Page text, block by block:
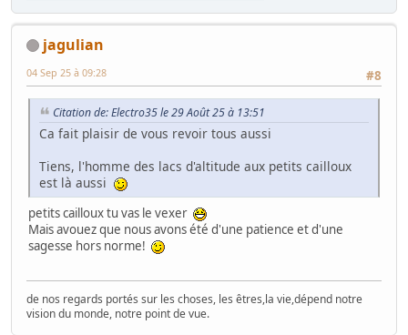
jagulian
#8
04 Sep 25 à 09:28
Citation de: Electro35 le 29 Août 25 à 13:51
Ca fait plaisir de vous revoir tous aussi
Tiens, l'homme des lacs d'altitude aux petits cailloux
est là aussi
petits cailloux tu vas le vexer
Mais avouez que nous avons été d'une patience et d'une
sagesse hors norme!
de nos regards portés sur les choses, les êtres,la vie,dépend notre
vision du monde, notre point de vue.